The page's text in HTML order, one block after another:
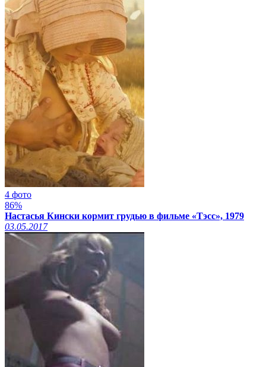
4 фото
86%
Настасья Кински кормит грудью в фильме «Тэсс», 1979
03.05.2017